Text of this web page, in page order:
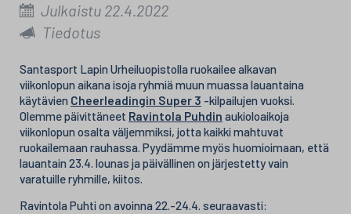
Julkaistu 22.4.2022
Tiedotus
Santasport Lapin Urheiluopistolla ruokailee alkavan
viikonlopun aikana isoja ryhmiä muun muassa lauantaina
käytävien Cheerleadingin Super 3 -kilpailujen vuoksi.
Olemme päivittäneet Ravintola Puhdin aukioloaikoja
viikonlopun osalta väljemmiksi, jotta kaikki mahtuvat
ruokailemaan rauhassa. Pyydämme myös huomioimaan, että
lauantain 23.4. lounas ja päivällinen on järjestetty vain
varatuille ryhmille, kiitos.
Ravintola Puhti on avoinna 22.-24.4. seuraavasti: